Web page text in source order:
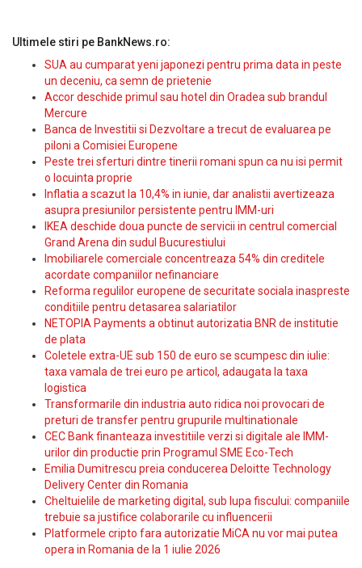
Ultimele stiri pe BankNews.ro:
SUA au cumparat yeni japonezi pentru prima data in peste
un deceniu, ca semn de prietenie
Accor deschide primul sau hotel din Oradea sub brandul
Mercure
Banca de Investitii si Dezvoltare a trecut de evaluarea pe
piloni a Comisiei Europene
Peste trei sferturi dintre tinerii romani spun ca nu isi permit
o locuinta proprie
Inflatia a scazut la 10,4% in iunie, dar analistii avertizeaza
asupra presiunilor persistente pentru IMM-uri
IKEA deschide doua puncte de servicii in centrul comercial
Grand Arena din sudul Bucurestiului
Imobiliarele comerciale concentreaza 54% din creditele
acordate companiilor nefinanciare
Reforma regulilor europene de securitate sociala inaspreste
conditiile pentru detasarea salariatilor
NETOPIA Payments a obtinut autorizatia BNR de institutie
de plata
Coletele extra-UE sub 150 de euro se scumpesc din iulie:
taxa vamala de trei euro pe articol, adaugata la taxa
logistica
Transformarile din industria auto ridica noi provocari de
preturi de transfer pentru grupurile multinationale
CEC Bank finanteaza investitiile verzi si digitale ale IMM-
urilor din productie prin Programul SME Eco-Tech
Emilia Dumitrescu preia conducerea Deloitte Technology
Delivery Center din Romania
Cheltuielile de marketing digital, sub lupa fiscului: companiile
trebuie sa justifice colaborarile cu influencerii
Platformele cripto fara autorizatie MiCA nu vor mai putea
opera in Romania de la 1 iulie 2026